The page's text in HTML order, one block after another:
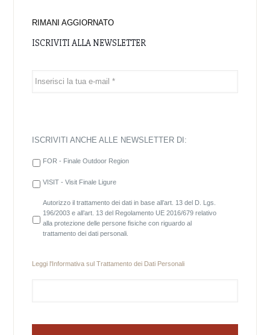
RIMANI AGGIORNATO
ISCRIVITI ALLA NEWSLETTER
ISCRIVITI ANCHE ALLE NEWSLETTER DI:
FOR - Finale Outdoor Region
VISIT - Visit Finale Ligure
Autorizzo il trattamento dei dati in base all’art. 13 del D. Lgs.
196/2003 e all’art. 13 del Regolamento UE 2016/679 relativo
alla protezione delle persone fisiche con riguardo al
trattamento dei dati personali.
Leggi l'Informativa sul Trattamento dei Dati Personali